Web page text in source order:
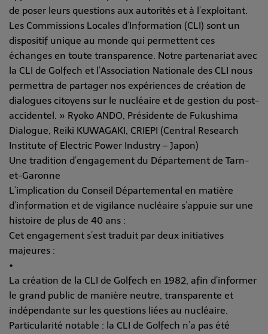
de poser leurs questions aux autorités et à l’exploitant.
Les Commissions Locales d’Information (CLI) sont un
dispositif unique au monde qui permettent ces
échanges en toute transparence. Notre partenariat avec
la CLI de Golfech et l’Association Nationale des CLI nous
permettra de partager nos expériences de création de
dialogues citoyens sur le nucléaire et de gestion du post-
accidentel. » Ryoko ANDO, Présidente de Fukushima
Dialogue, Reiki KUWAGAKI, CRIEPI (Central Research
Institute of Electric Power Industry – Japon)
Une tradition d’engagement du Département de Tarn-
et-Garonne
L’implication du Conseil Départemental en matière
d’information et de vigilance nucléaire s’appuie sur une
histoire de plus de 40 ans :
Cet engagement s’est traduit par deux initiatives
majeures :
•
La création de la CLI de Golfech en 1982, afin d’informer
le grand public de manière neutre, transparente et
indépendante sur les questions liées au nucléaire.
Particularité notable : la CLI de Golfech n’a pas été